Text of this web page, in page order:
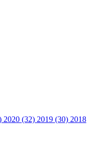
2020 (32) 2019 (30) 2018